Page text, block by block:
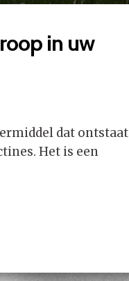
in uw
dat ontstaat
Het is een